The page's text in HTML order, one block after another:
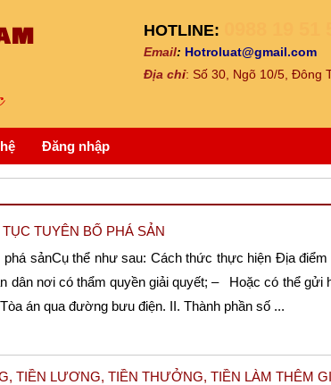
HOTLINE:
Email: Hotroluat@gmail.com
Địa chỉ: Số 30, Ngõ 10/5, Đông
Đăng nhập
TUYÊN BỐ PHÁ SẢN
sảnCụ thể như sau: Cách thức thực hiện Địa
dân nơi có thẩm quyền giải quyết; – Hoặc có thể gửi
án qua đường bưu điện. II. Thành phần số ...
TIỀN LƯƠNG, TIỀN THƯỞNG, TIỀN LÀM THÊM